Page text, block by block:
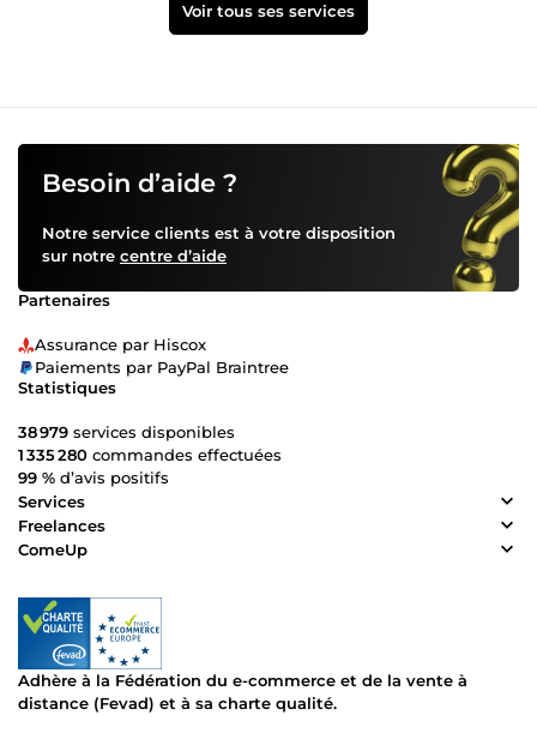
Voir tous ses services
Besoin d’aide ?
Notre service clients est à votre disposition
sur notre centre d’aide
Partenaires
Assurance par Hiscox
Paiements par PayPal Braintree
Statistiques
38 979 services disponibles
1 335 280 commandes effectuées
99 % d’avis positifs
Services
Freelances
ComeUp
Adhère à la Fédération du e-commerce et de la vente à
distance (Fevad) et à sa charte qualité.